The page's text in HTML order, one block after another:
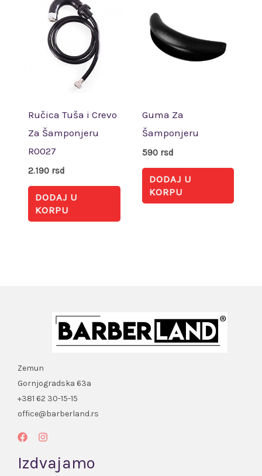
Ručica Tuša i Crevo
Za Šamponjeru
R0027
2.190 rsd
DODAJ U
KORPU
Guma Za
Šamponjeru
590 rsd
DODAJ U
KORPU
Zemun
Gornjogradska 63a
+381 62 30-15-15
office@barberland.rs
Izdvajamo